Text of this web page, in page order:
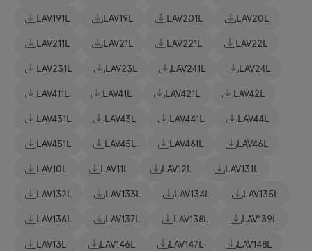
LAV191L
LAV19L LAV201L
LAV20L
LAV211L
LAV21L LAV221L
LAV22L
LAV231L
LAV23L LAV241L
LAV24L
LAV411L
LAV41L LAV421L
LAV42L
LAV431L
LAV43L LAV441L
LAV44L
LAV451L
LAV45L LAV461L
LAV46L
LAV10L
LAV11L LAV12L
LAV131L
LAV132L
LAV133L LAV134L
LAV135L
LAV136L
LAV137L LAV138L
LAV139L
LAV13L
LAV146L LAV147L
LAV148L